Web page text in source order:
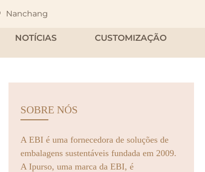
Nanchang
NOTÍCIAS
CUSTOMIZAÇÃO
SOBRE NÓS
A EBI é uma fornecedora de soluções de
embalagens sustentáveis fundada em 2009.
A Ipurso, uma marca da EBI, é